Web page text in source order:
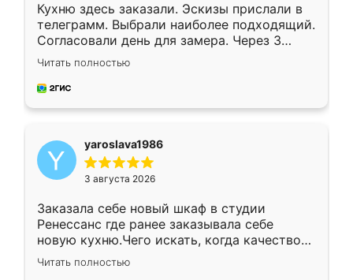
Кухню здесь заказали. Эскизы прислали в
телеграмм. Выбрали наиболее подходящий.
Согласовали день для замера. Через 3
недели кухня была уже готова. Остались
довольны работой. Спасибо Ренессанс
мебель за качественную работу!
Читать полностью
yaroslava1986
3 августа 2026
Заказала себе новый шкаф в студии
Ренессанс где ранее заказывала себе
новую кухню.Чего искать, когда качеством
вполне довольна. Служит кухня уже почти
два года, нареканий нет.
Читать полностью